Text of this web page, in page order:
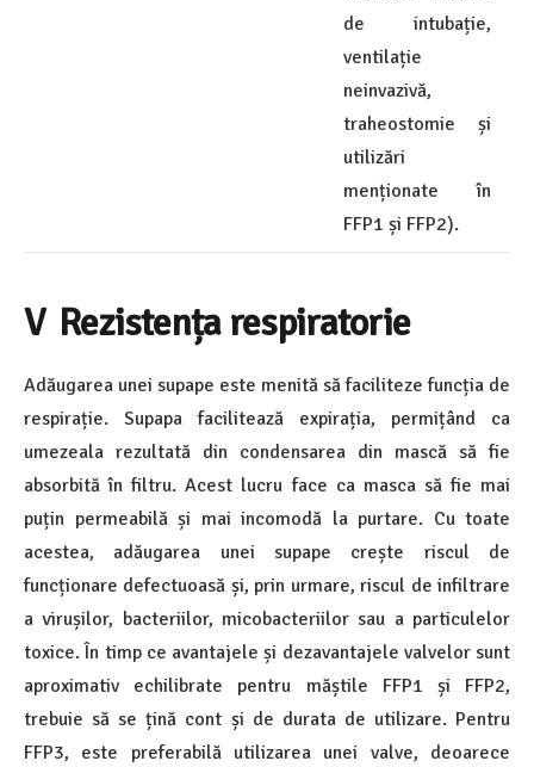
de intubație,
ventilație
neinvazivă,
traheostomie și
utilizări
menționate în
FFP1 și FFP2).
V Rezistența respiratorie
Adăugarea unei supape este menită să faciliteze funcția de
respirație. Supapa facilitează expirația, permițând ca
umezeala rezultată din condensarea din mască să fie
absorbită în filtru. Acest lucru face ca masca să fie mai
puțin permeabilă și mai incomodă la purtare. Cu toate
acestea, adăugarea unei supape crește riscul de
funcționare defectuoasă și, prin urmare, riscul de infiltrare
a virușilor, bacteriilor, micobacteriilor sau a particulelor
toxice. În timp ce avantajele și dezavantajele valvelor sunt
aproximativ echilibrate pentru măștile FFP1 și FFP2,
trebuie să se țină cont și de durata de utilizare. Pentru
FFP3, este preferabilă utilizarea unei valve, deoarece